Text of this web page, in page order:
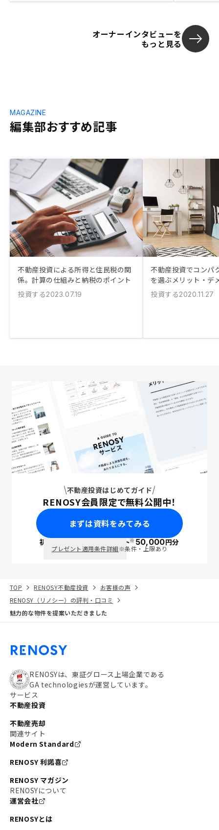
オーナーインタビューを
もっと見る
編集部おすすめ記事
MAGAZINE
不動産投資による所得と住民税の関
係。計算の仕組みと納税のポイント
投資する2023.07.19
不動産投資でコンパ
を選ぶメリット・デ
投資する2020.11.27
不動産投資はじめてガイド
RENOSY会員限定で無料公開中！
まずは資料をみてみる
初回面談で ポイント※50,000円分
プレゼント適用条件詳細※条件・上限あり
TOP RENOSY不動産投資
お客様の声
RENOSY（リノシー）の評判・口コミ
魅力的な物件を提案いただきました
RENOSYは、東証グロース上場企業である
GA technologiesが運営しています。
サービス
不動産投資
不動産売却
関連サイト
Modern Standard
RENOSY 利諾喜
RENOSY マガジン
RENOSYについて
運営会社
RENOSYとは